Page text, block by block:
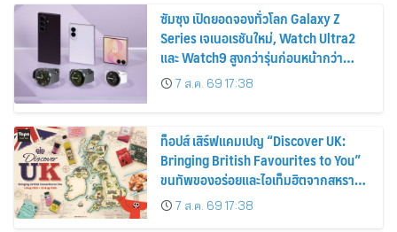
ซัมซุง เปิดยอดจองทั่วโลก Galaxy Z
Series เจเนอเรชันใหม่, Watch Ultra2
และ Watch9 สูงกว่ารุ่นก่อนหน้ากว่า
30%7 ส.ค. 69 17:38
ท็อปส์ เสิร์ฟแคมเปญ “Discover UK:
Bringing British Favourites to You”
ขนทัพของอร่อยและไอเท็มฮิตจากสหราช
อาณาจักร ส่งตรงถึงมือตั้งแต่วันนี้ – 18
สิงหาคมนี้
7 ส.ค. 69 17:38